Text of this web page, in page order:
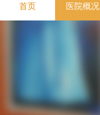
首页 医院概况